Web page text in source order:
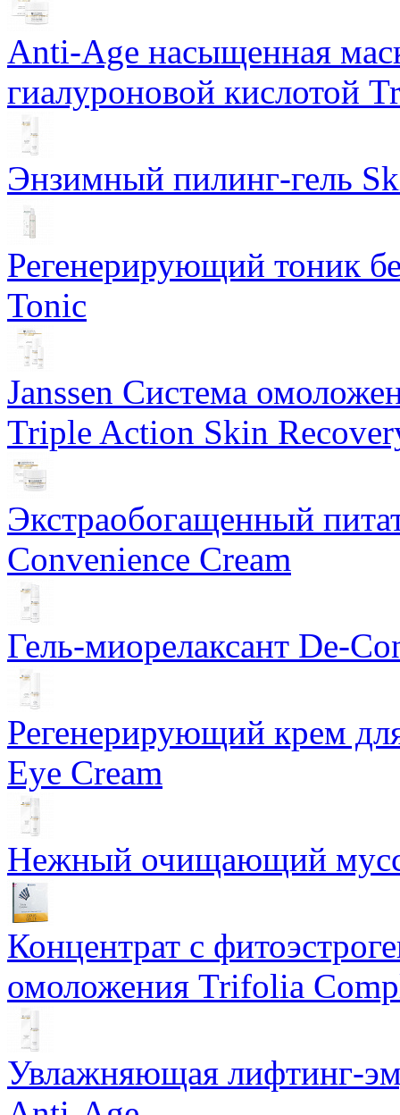
Anti-Age насыщенная
гиалуроновой кислотой
Энзимный пилинг-гель
Регенерирующий тоник
Tonic
Janssen Система
Triple Action Skin
Экстраобогащенный
Convenience Cream
Гель-миорелаксант De-
Регенерирующий крем
Eye Cream
Нежный очищающий мусс
Концентрат с
омоложения Trifolia
Увлажняющая лифтинг-